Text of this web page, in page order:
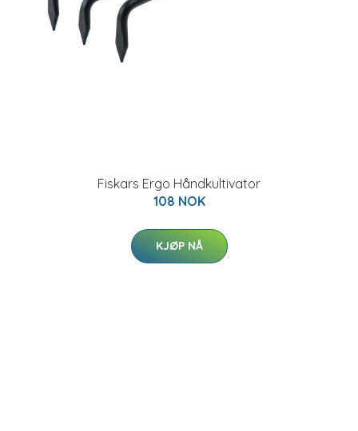
Fiskars Ergo Håndkultivator
108 NOK
KJØP NÅ